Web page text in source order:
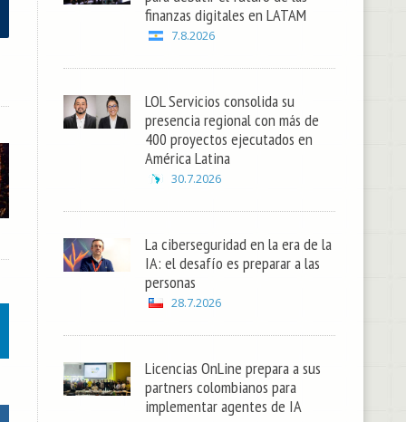
finanzas digitales en LATAM
7.8.2026
LOL Servicios consolida su
presencia regional con más de
400 proyectos ejecutados en
América Latina
30.7.2026
La ciberseguridad en la era de la
IA: el desafío es preparar a las
personas
28.7.2026
Licencias OnLine prepara a sus
partners colombianos para
implementar agentes de IA